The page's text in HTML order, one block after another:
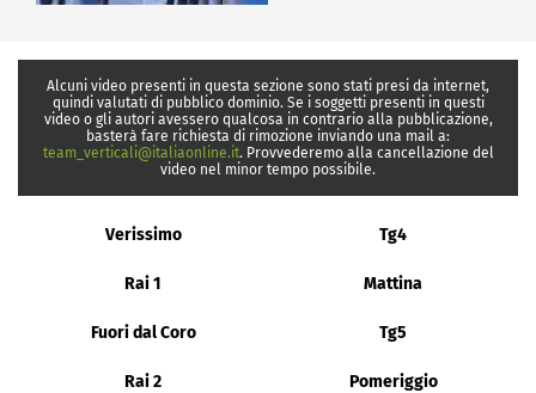
Alcuni video presenti in questa sezione sono stati presi da internet,
quindi valutati di pubblico dominio. Se i soggetti presenti in questi
video o gli autori avessero qualcosa in contrario alla pubblicazione,
basterà fare richiesta di rimozione inviando una mail a:
team_verticali@italiaonline.it. Provvederemo alla cancellazione del
video nel minor tempo possibile.
Verissimo Tg4
Rai 1 Mattina
Fuori dal Coro Tg5
Rai 2 Pomeriggio